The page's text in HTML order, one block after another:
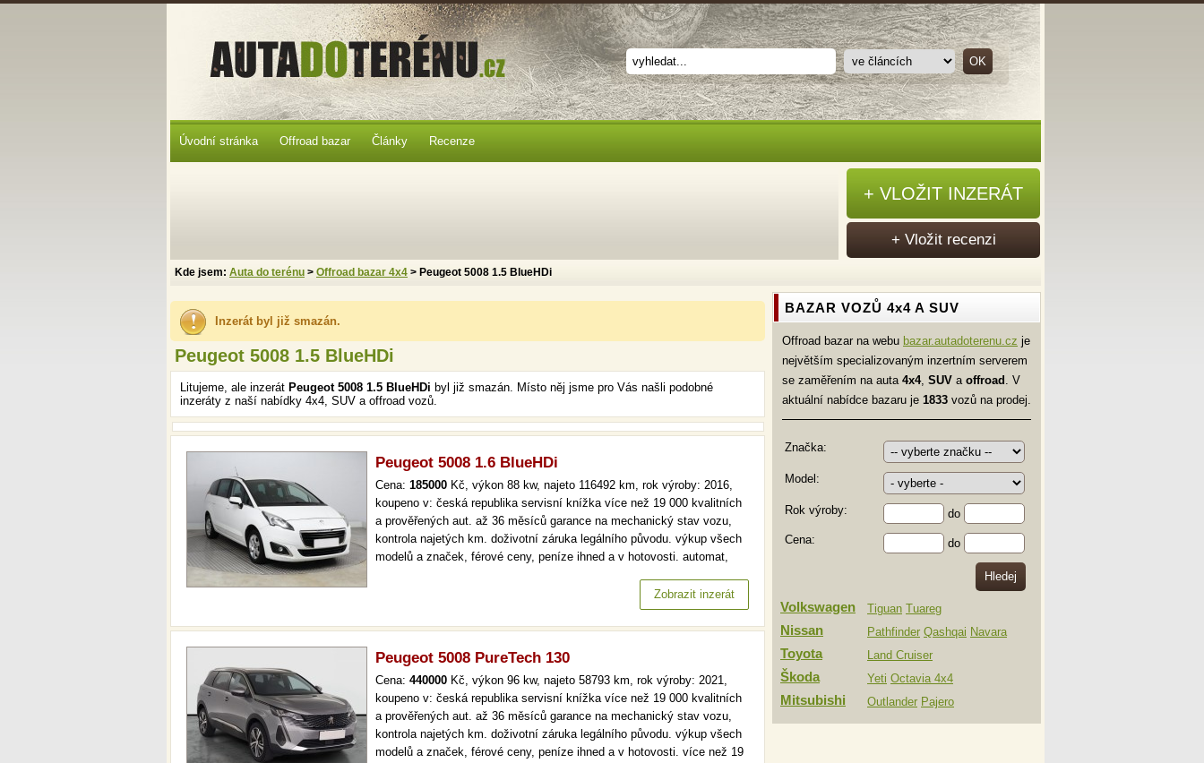
Inzerát byl již smazán.
Peugeot 5008 1.5 BlueHDi
Litujeme, ale inzerát Peugeot 5008 1.5 BlueHDi byl již smazán. Místo něj jsme pro Vás našli podobné
inzeráty z naší nabídky 4x4, SUV a offroad vozů.
Peugeot 5008 1.6 BlueHDi
Cena: 185000 Kč, výkon 88 kw, najeto 116492 km, rok výroby: 2016,
koupeno v: česká republika servisní knížka více než 19 000 kvalitních
a prověřených aut. až 36 měsíců garance na mechanický stav vozu,
kontrola najetých km. doživotní záruka legálního původu. výkup všech
modelů a značek, férové ceny, peníze ihned a v hotovosti. automat,
aut. až 36 měsíců garance na mechanický stav vozu, kontrola…
Zobrazit inzerát
Peugeot 5008 PureTech 130
Cena: 440000 Kč, výkon 96 kw, najeto 58793 km, rok výroby: 2021,
koupeno v: česká republika servisní knížka více než 19 000 kvalitních
a prověřených aut. až 36 měsíců garance na mechanický stav vozu,
kontrola najetých km. doživotní záruka legálního původu. výkup všech
modelů a značek, férové ceny, peníze ihned a v hotovosti. více než 19
BAZAR VOZŮ 4x4 A SUV
Offroad bazar na webu bazar.autadoterenu.cz je
největším specializovaným inzertním serverem
se zaměřením na auta 4x4, SUV a offroad . V
aktuální nabídce bazaru je 1833 vozů na prodej.
Značka:
Model:
Rok výroby:
do
Cena:
do
Volkswagen Tiguan Tuareg
Nissan Pathfinder Qashqai Navara
Toyota Land Cruiser
Škoda Yeti Octavia 4x4
Mitsubishi Outlander Pajero
Úvodní stránka Offroad bazar Články Recenze
Kde jsem: Auta do terénu > Offroad bazar 4x4 > Peugeot 5008 1.5 BlueHDi
+ VLOŽIT INZERÁT
+ Vložit recenzi